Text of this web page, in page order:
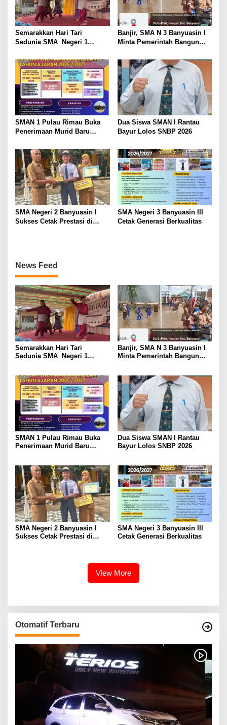
p
o
s
Semarakkan Hari Tari
Sedunia SMA Negeri 1
Penampilan Kreatif dan
Penuh Budaya
Banjir, SMA N 3 Banyuasin I
Minta Pemerintah Bangun
SMAN 1 Pulau Rimau Buka
Penerimaan Murid Baru
Dua Siswa SMAN I Rantau
Bayur Lolos SNBP 2026
SMA Negeri 2 Banyuasin I
Sukses Cetak Prestasi di
SMA Negeri 3 Banyuasin III
Cetak Generasi Berkualitas
News Feed
Semarakkan Hari Tari
Sedunia SMA Negeri 1
Penuh Budaya
Banjir, SMA N 3 Banyuasin I
Minta Pemerintah Bangun
SMAN 1 Pulau Rimau Buka
Penerimaan Murid Baru
Dua Siswa SMAN I Rantau
Bayur Lolos SNBP 2026
SMA Negeri 2 Banyuasin I
Sukses Cetak Prestasi di
SMA Negeri 3 Banyuasin III
Cetak Generasi Berkualitas
View More
Otomatif Terbaru